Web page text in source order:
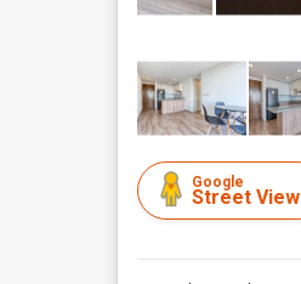
Google
Street View